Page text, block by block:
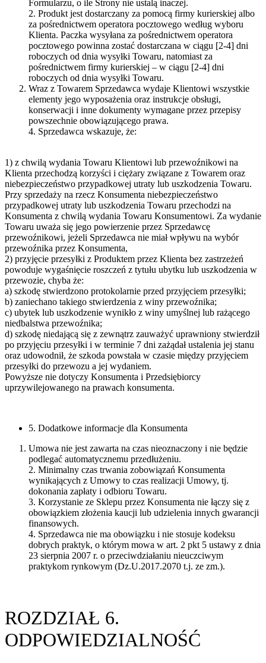
Formularzu, o ile Strony nie ustalą inaczej.
2. Produkt jest dostarczany za pomocą firmy kurierskiej albo
za pośrednictwem operatora pocztowego według wyboru
Klienta. Paczka wysyłana za pośrednictwem operatora
pocztowego powinna zostać dostarczana w ciągu [2-4] dni
roboczych od dnia wysyłki Towaru, natomiast za
pośrednictwem firmy kurierskiej – w ciągu [2-4] dni
roboczych od dnia wysyłki Towaru.
Wraz z Towarem Sprzedawca wydaje Klientowi wszystkie
elementy jego wyposażenia oraz instrukcje obsługi,
konserwacji i inne dokumenty wymagane przez przepisy
powszechnie obowiązującego prawa.
4. Sprzedawca wskazuje, że:
1) z chwilą wydania Towaru Klientowi lub przewoźnikowi na
Klienta przechodzą korzyści i ciężary związane z Towarem oraz
niebezpieczeństwo przypadkowej utraty lub uszkodzenia Towaru.
Przy sprzedaży na rzecz Konsumenta niebezpieczeństwo
przypadkowej utraty lub uszkodzenia Towaru przechodzi na
Konsumenta z chwilą wydania Towaru Konsumentowi. Za wydanie
Towaru uważa się jego powierzenie przez Sprzedawcę
przewoźnikowi, jeżeli Sprzedawca nie miał wpływu na wybór
przewoźnika przez Konsumenta,
2) przyjęcie przesyłki z Produktem przez Klienta bez zastrzeżeń
powoduje wygaśnięcie roszczeń z tytułu ubytku lub uszkodzenia w
przewozie, chyba że:
a) szkodę stwierdzono protokolarnie przed przyjęciem przesyłki;
b) zaniechano takiego stwierdzenia z winy przewoźnika;
c) ubytek lub uszkodzenie wynikło z winy umyślnej lub rażącego
niedbalstwa przewoźnika;
d) szkodę niedającą się z zewnątrz zauważyć uprawniony stwierdził
po przyjęciu przesyłki i w terminie 7 dni zażądał ustalenia jej stanu
oraz udowodnił, że szkoda powstała w czasie między przyjęciem
przesyłki do przewozu a jej wydaniem.
Powyższe nie dotyczy Konsumenta i Przedsiębiorcy
uprzywilejowanego na prawach konsumenta.
5. Dodatkowe informacje dla Konsumenta
Umowa nie jest zawarta na czas nieoznaczony i nie będzie
podlegać automatycznemu przedłużeniu.
2. Minimalny czas trwania zobowiązań Konsumenta
wynikających z Umowy to czas realizacji Umowy, tj.
dokonania zapłaty i odbioru Towaru.
3. Korzystanie ze Sklepu przez Konsumenta nie łączy się z
obowiązkiem złożenia kaucji lub udzielenia innych gwarancji
finansowych.
4. Sprzedawca nie ma obowiązku i nie stosuje kodeksu
dobrych praktyk, o którym mowa w art. 2 pkt 5 ustawy z dnia
23 sierpnia 2007 r. o przeciwdziałaniu nieuczciwym
praktykom rynkowym (Dz.U.2017.2070 t.j. ze zm.).
ROZDZIAŁ 6.
ODPOWIEDZIALNOŚĆ